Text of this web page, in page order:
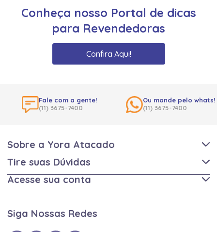
Conheça nosso Portal de dicas
para Revendedoras
Confira Aqui!
Fale com a gente!
(11) 3675-7400
Ou mande pelo whats!
(11) 3675-7400
Sobre a Yora Atacado
Tire suas Dúvidas
Acesse sua conta
Siga Nossas Redes